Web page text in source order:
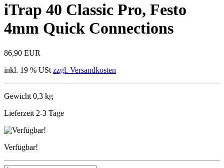
iTrap 40 Classic Pro, Festo
4mm Quick Connections
86,90 EUR
inkl. 19 % USt zzgl. Versandkosten
Gewicht 0,3 kg
Lieferzeit 2-3 Tage
Verfügbar!